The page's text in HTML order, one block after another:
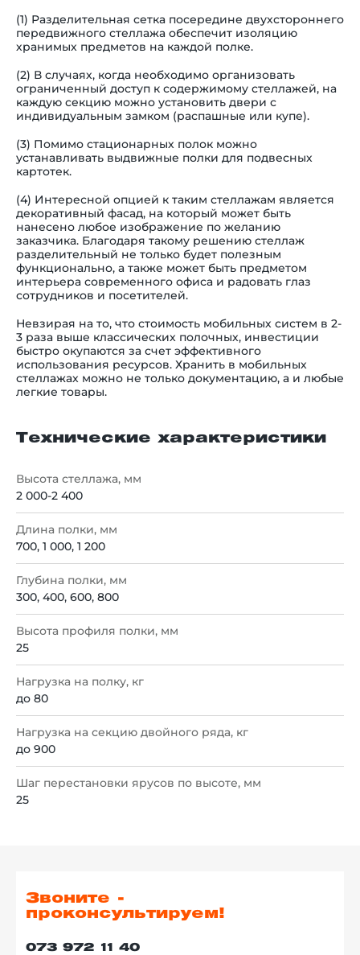
(1) Разделительная сетка посередине двухстороннего
передвижного стеллажа обеспечит изоляцию
хранимых предметов на каждой полке.
(2) В случаях, когда необходимо организовать
ограниченный доступ к содержимому стеллажей, на
каждую секцию можно установить двери с
индивидуальным замком (распашные или купе).
(3) Помимо стационарных полок можно
устанавливать выдвижные полки для подвесных
картотек.
(4) Интересной опцией к таким стеллажам является
декоративный фасад, на который может быть
нанесено любое изображение по желанию
заказчика. Благодаря такому решению стеллаж
разделительный не только будет полезным
функционально, а также может быть предметом
интерьера современного офиса и радовать глаз
сотрудников и посетителей.
Невзирая на то, что стоимость мобильных систем в 2-
3 раза выше классических полочных, инвестиции
быстро окупаются за счет эффективного
использования ресурсов. Хранить в мобильных
стеллажах можно не только документацию, а и любые
легкие товары.
Технические характеристики
Высота стеллажа, мм
2 000-2 400
Длина полки, мм
700, 1 000, 1 200
Глубина полки, мм
300, 400, 600, 800
Высота профиля полки, мм
25
Нагрузка на полку, кг
до 80
Нагрузка на секцию двойного ряда, кг
до 900
Шаг перестановки ярусов по высоте, мм
25
Звоните -
проконсультируем!
073 972 11 40